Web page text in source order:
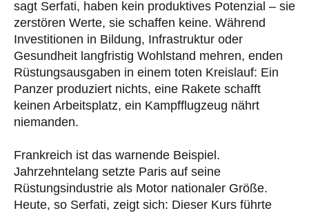
sagt Serfati, haben kein produktives Potenzial – sie
zerstören Werte, sie schaffen keine. Während
Investitionen in Bildung, Infrastruktur oder
Gesundheit langfristig Wohlstand mehren, enden
Rüstungsausgaben in einem toten Kreislauf: Ein
Panzer produziert nichts, eine Rakete schafft
keinen Arbeitsplatz, ein Kampfflugzeug nährt
niemanden.
Frankreich ist das warnende Beispiel.
Jahrzehntelang setzte Paris auf seine
Rüstungsindustrie als Motor nationaler Größe.
Heute, so Serfati, zeigt sich: Dieser Kurs führte